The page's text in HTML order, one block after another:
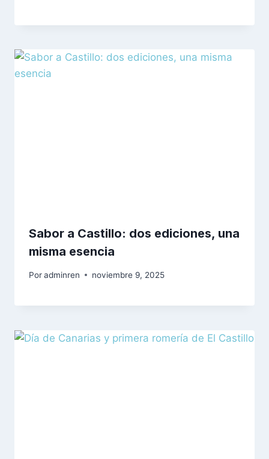
Sabor a Castillo: dos ediciones, una
misma esencia
Poradminren noviembre 9, 2025